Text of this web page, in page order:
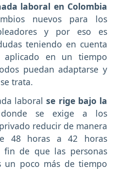
laboral en Colombia
nuevos para los
y por eso es
teniendo en cuenta
en un tiempo
puedan adaptarse y
trata.
laboralse rige bajo la
se exige a los
reducir de manera
48 horas a 42 horas
fin de que las personas
un poco más de tiempo